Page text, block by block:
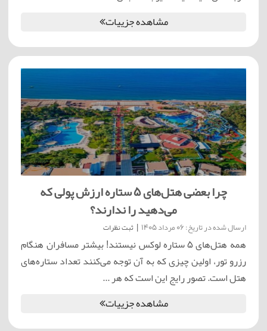
مشاهده جزییات
چرا بعضی هتل‌های ۵ ستاره ارزش پولی که
می‌دهید را ندارند؟
ارسال شده در تاریخ: 06 مرداد 1405 | ثبت نظرات
همه هتل‌های ۵ ستاره لوکس نیستند! بیشتر مسافران هنگام
رزرو تور، اولین چیزی که به آن توجه می‌کنند تعداد ستاره‌های
هتل است. تصور رایج این است که هر ...
مشاهده جزییات